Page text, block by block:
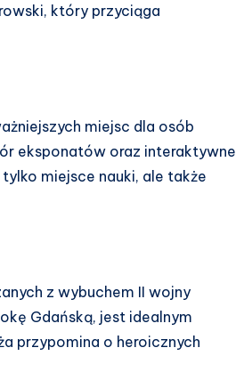
który przyciąga
miejsc dla osób
eksponatów oraz interaktywne
miejsce nauki, ale także
z wybuchem II wojny
Gdańską, jest idealnym
przypomina o heroicznych